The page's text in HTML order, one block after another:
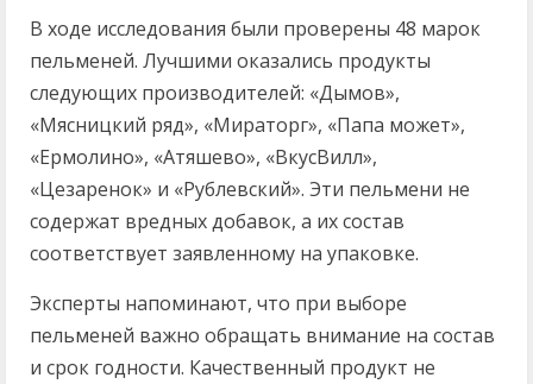
В ходе исследования были проверены 48 марок
пельменей. Лучшими оказались продукты
следующих производителей: «Дымов»,
«Мясницкий ряд», «Мираторг», «Папа может»,
«Ермолино», «Атяшево», «ВкусВилл»,
«Цезаренок» и «Рублевский». Эти пельмени не
содержат вредных добавок, а их состав
соответствует заявленному на упаковке.
Эксперты напоминают, что при выборе
пельменей важно обращать внимание на состав
и срок годности. Качественный продукт не